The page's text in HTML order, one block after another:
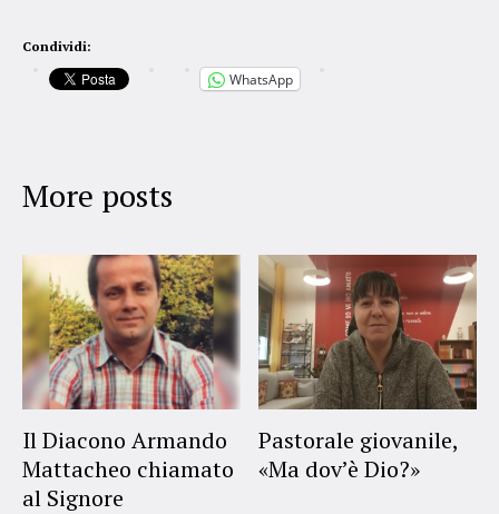
Condividi:
WhatsApp
More posts
Il Diacono Armando
Mattacheo chiamato
al Signore
Pastorale giovanile,
«Ma dov’è Dio?»